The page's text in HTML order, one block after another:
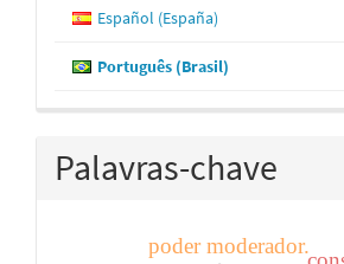
Español (España)
Português (Brasil)
Palavras-chave
poder moderador.